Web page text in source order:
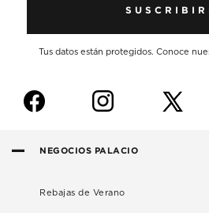
Tus datos están protegidos. Conoce
f i
NEGOCIOS PALACIO
Rebajas de Verano